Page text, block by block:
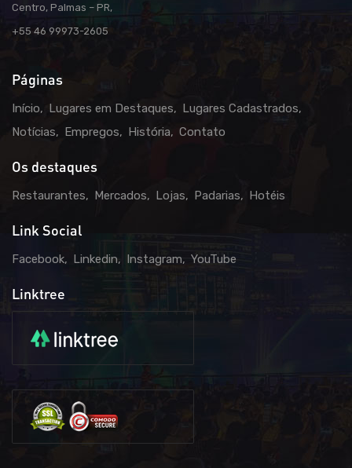
Centro, Palmas – PR,
+55 46 99973-2605
Páginas
Início Lugares em Destaques
Lugares Cadastrados
Notícias
Empregos História Contato
Os destaques
Restaurantes Mercados Lojas Padarias Hotéis
Link Social
Facebook Linkedin Instagram YouTube
Linktree